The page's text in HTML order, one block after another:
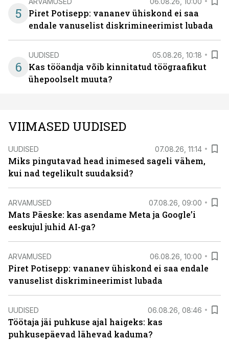
5
Piret Potisepp: vananev ühiskond ei saa
endale vanuselist diskrimineerimist lubada
6
UUDISED 05.08.26, 10:18
Kas tööandja võib kinnitatud töögraafikut
ühepoolselt muuta?
VIIMASED UUDISED
UUDISED 07.08.26, 11:14
Miks pingutavad head inimesed sageli vähem,
kui nad tegelikult suudaksid?
ARVAMUSED 07.08.26, 09:00
Mats Päeske: kas asendame Meta ja Google’i
eeskujul juhid AI-ga?
ARVAMUSED 06.08.26, 10:00
Piret Potisepp: vananev ühiskond ei saa endale
vanuselist diskrimineerimist lubada
UUDISED 06.08.26, 08:46
Töötaja jäi puhkuse ajal haigeks: kas
puhkusepäevad lähevad kaduma?